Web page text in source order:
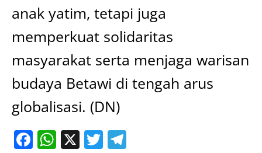
anak yatim, tetapi juga
memperkuat solidaritas
masyarakat serta menjaga warisan
budaya Betawi di tengah arus
globalisasi. (DN)
Facebook
WhatsApp
X Twitter